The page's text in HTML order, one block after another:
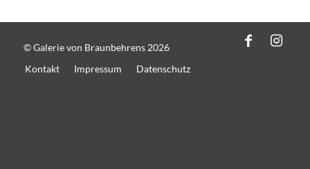
© Galerie von Braunbehrens 2026
Kontakt
Impressum Datenschutz